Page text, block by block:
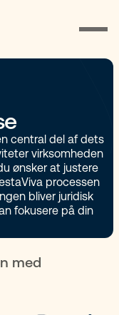
central del af dets
virksomheden
ønsker at justere
processen
bliver juridisk
fokusere på din
med